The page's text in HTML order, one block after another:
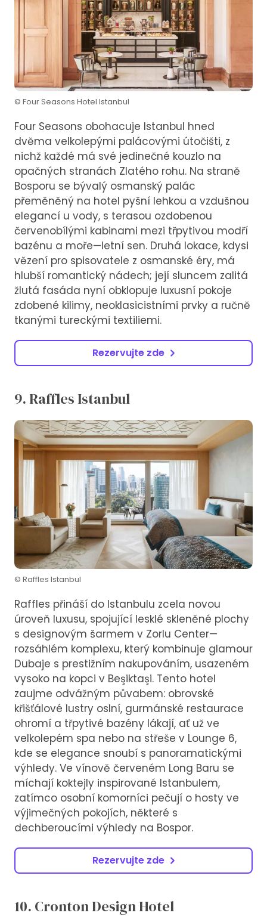
© Four Seasons Hotel Istanbul
Four Seasons obohacuje Istanbul hned
dvěma velkolepými palácovými útočišti, z
nichž každé má své jedinečné kouzlo na
opačných stranách Zlatého rohu. Na straně
Bosporu se bývalý osmanský palác
přeměněný na hotel pyšní lehkou a vzdušnou
elegancí u vody, s terasou ozdobenou
červenobílými kabinami mezi třpytivou modří
bazénu a moře—letní sen. Druhá lokace, kdysi
vězení pro spisovatele z osmanské éry, má
hlubší romantický nádech; její sluncem zalitá
žlutá fasáda nyní obklopuje luxusní pokoje
zdobené kilimy, neoklasicistními prvky a ručně
tkanými tureckými textiliemi.
Rezervujte zde
9. Raffles Istanbul
© Raffles Istanbul
Raffles přináší do Istanbulu zcela novou
úroveň luxusu, spojující lesklé skleněné plochy
s designovým šarmem v Zorlu Center—
rozsáhlém komplexu, který kombinuje glamour
Dubaje s prestižním nakupováním, usazeném
vysoko na kopci v Beşiktaşi. Tento hotel
zaujme odvážným půvabem: obrovské
křišťálové lustry oslní, gurmánské restaurace
ohromí a třpytivé bazény lákají, ať už ve
velkolepém spa nebo na střeše v Lounge 6,
kde se elegance snoubí s panoramatickými
výhledy. Ve vínově červeném Long Baru se
míchají koktejly inspirované Istanbulem,
zatímco osobní komorníci pečují o hosty ve
výjimečných pokojích, některé s
dechberoucími výhledy na Bospor.
Rezervujte zde
10. Cronton Design Hotel